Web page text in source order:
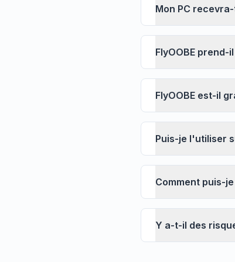
Mon PC
FlyOOBE prend-
FlyOOBE est-il
Puis-je l'utiliser
Comment puis-
Y a-t-il des